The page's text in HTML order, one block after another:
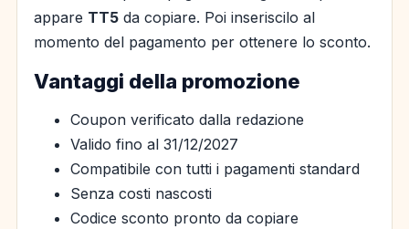
appare TT5 da copiare. Poi inseriscilo al
momento del pagamento per ottenere lo sconto.
Vantaggi della promozione
Coupon verificato dalla redazione
Valido fino al 31/12/2027
Compatibile con tutti i pagamenti standard
Senza costi nascosti
Codice sconto pronto da copiare